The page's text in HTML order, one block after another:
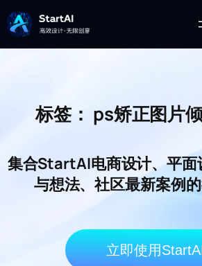
标签： ps矫正图片
集合StartAI电商设计、平面
与想法、社区最新案例
立即使用